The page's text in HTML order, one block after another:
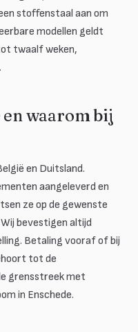
stoffenstaal aan om
modellen geldt
twaalf weken,
waarom bij
en Duitsland.
aangeleverd en
ze op de gewenste
bevestigen altijd
Betaling vooraf of bij
tot de
grensstreek met
in Enschede.